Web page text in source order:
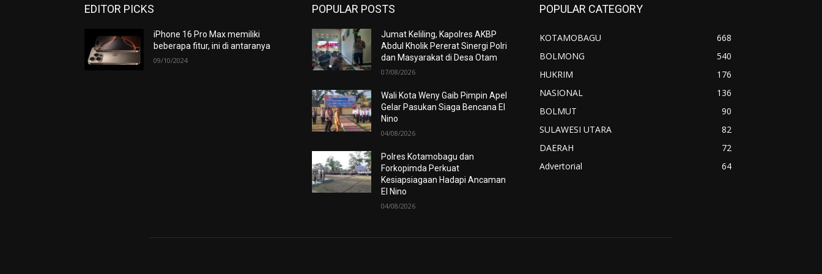
EDITOR PICKS
iPhone 16 Pro Max memiliki
beberapa fitur, ini di antaranya
09/10/2024
POPULAR POSTS
Jumat Keliling, Kapolres AKBP
Abdul Kholik Pererat Sinergi Polri
dan Masyarakat di Desa Otam
07/08/2026
Wali Kota Weny Gaib Pimpin Apel
Gelar Pasukan Siaga Bencana El
Nino
04/08/2026
Polres Kotamobagu dan
Forkopimda Perkuat
Kesiapsiagaan Hadapi Ancaman
El Nino
04/08/2026
POPULAR CATEGORY
KOTAMOBAGU
668
BOLMONG
540
HUKRIM
176
NASIONAL
136
BOLMUT
90
SULAWESI UTARA
82
DAERAH
72
Advertorial
64